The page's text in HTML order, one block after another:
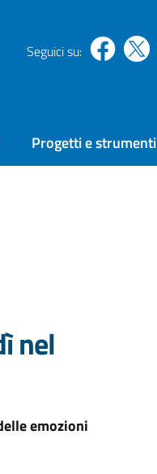
Seguici su:
Progetti e strumenti
nel
emozioni